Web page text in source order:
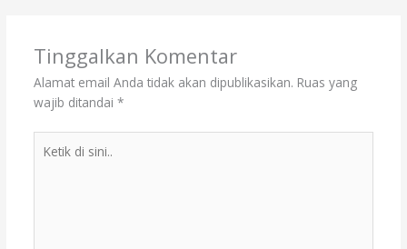
Tinggalkan Komentar
Alamat email Anda tidak akan dipublikasikan. Ruas yang
wajib ditandai *